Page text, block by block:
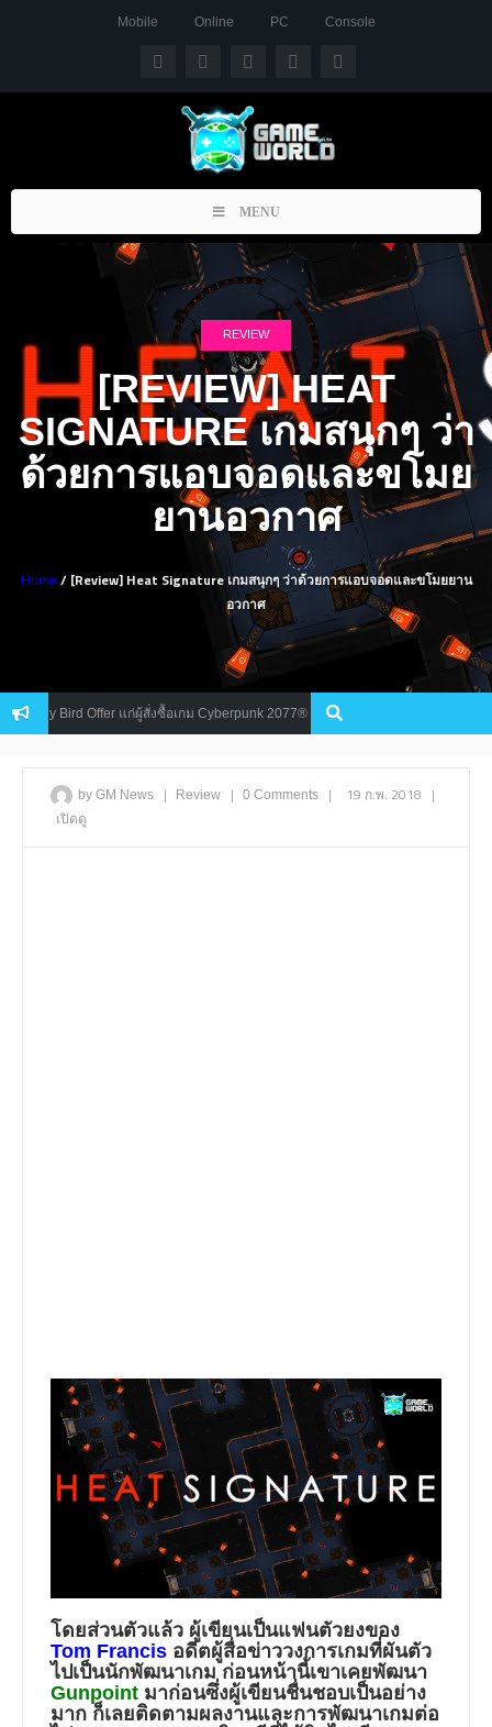
Mobile Online PC Console
Toggle
navigation
MENU
REVIEW
[REVIEW] HEAT
SIGNATURE เกมสนุกๆ ว่า
ด้วยการแอบจอดและขโมย
ยานอวกาศ
Home / [Review] Heat Signature เกมสนุกๆ ว่าด้วยการแอบจอดและขโมยยาน
อวกาศ
Bird Offer แก่ผู้สั่งซื้อเกม Cyberpunk 2077® Standard และ Collector’s Edition ส
by GM News | Review | 0 Comments | 19 ก.พ. 2018 |
เปิดดู
โดยส่วนตัวแล้ว ผู้เขียนเป็นแฟนตัวยงของ
Tom Francis อดีตผู้สื่อข่าววงการเกมที่ผันตัว
ไปเป็นนักพัฒนาเกม ก่อนหน้านี้เขาเคยพัฒนา
Gunpoint มาก่อนซึ่งผู้เขียนชื่นชอบเป็นอย่าง
มาก ก็เลยติดตามผลงานและการพัฒนาเกมต่อ